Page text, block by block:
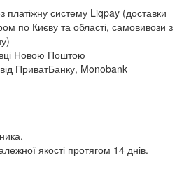
платіжну систему Liqpay (доставки
по Києву та області, самовивози з
Новою Поштою
ПриватБанку, Monobank
якості протягом 14 днів.